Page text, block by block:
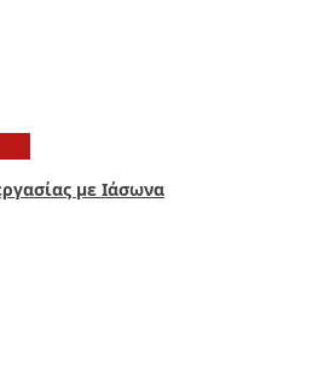
με Ιάσωνα